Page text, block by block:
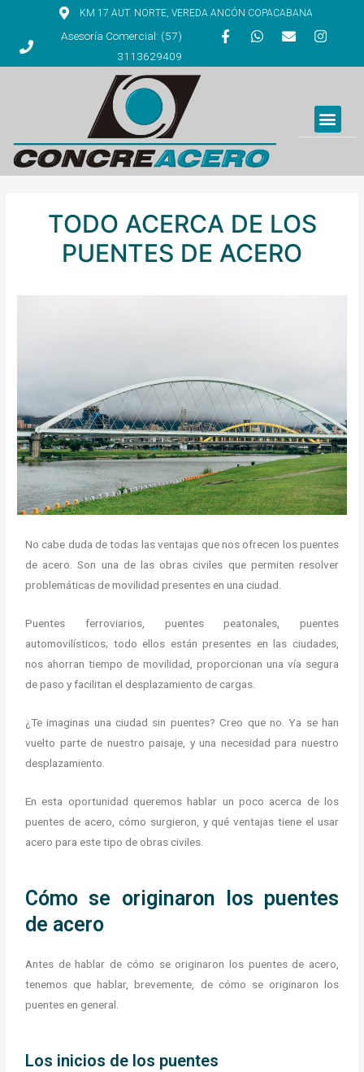
KM 17 AUT. NORTE, VEREDA ANCÓN COPACABANA
Asesoría Comercial: (57)
3113629409
TODO ACERCA DE LOS
PUENTES DE ACERO
No cabe duda de todas las ventajas que nos ofrecen los puentes
de acero. Son una de las obras civiles que permiten resolver
problemáticas de movilidad presentes en una ciudad.
Puentes ferroviarios, puentes peatonales, puentes
automovilísticos; todo ellos están presentes en las ciudades,
nos ahorran tiempo de movilidad, proporcionan una vía segura
de paso y facilitan el desplazamiento de cargas.
¿Te imaginas una ciudad sin puentes? Creo que no. Ya se han
vuelto parte de nuestro paisaje, y una necesidad para nuestro
desplazamiento.
En esta oportunidad queremos hablar un poco acerca de los
puentes de acero, cómo surgieron, y qué ventajas tiene el usar
acero para este tipo de obras civiles.
Cómo se originaron los puentes
de acero
Antes de hablar de cómo se originaron los puentes de acero,
tenemos que hablar, brevemente, de cómo se originaron los
puentes en general.
Los inicios de los puentes